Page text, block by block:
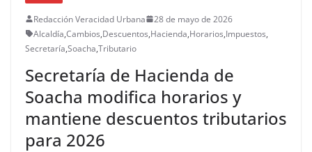
Redacción Veracidad Urbana
28 de mayo de 2026
Alcaldía,Cambios,Descuentos,Hacienda,Horarios,Impuestos,
Secretaría,Soacha,Tributario
Secretaría de Hacienda de
Soacha modifica horarios y
mantiene descuentos tributarios
para 2026